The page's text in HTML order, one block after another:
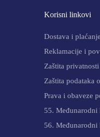
Korisni linkovi
Dostava i plaćanje
Reklamacije i
Zaštita privatnosti
Zaštita podataka
Prava i obaveze
55. Međunarodni
56. Međunarodni